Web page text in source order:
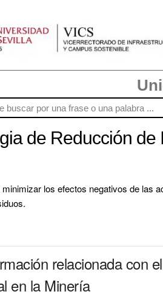
de Reducción
los efectos negativos de las
relacionada con
en la Minería